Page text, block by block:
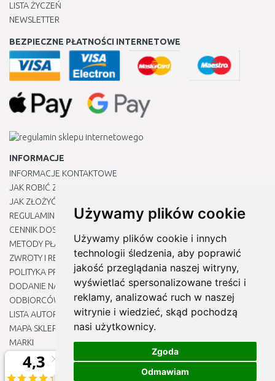
Używamy plików cookie
Używamy plików cookie i innych
technologii śledzenia, aby poprawić
jakość przeglądania naszej witryny,
wyświetlać spersonalizowane treści i
reklamy, analizować ruch w naszej
witrynie i wiedzieć, skąd pochodzą
nasi użytkownicy.
Zgoda
Odmawiam
LISTA ŻYCZEŃ
NEWSLETTER
BEZPIECZNE PŁATNOŚCI INTERNETOWE
INFORMACJE
INFORMACJE KONTAKTOWE
JAK ROBIĆ ZAKUPY ?
JAK ZŁOŻYĆ REKLAMACJĘ
REGULAMIN
CENNIK DOSTAWY
METODY PŁATNOŚCI
ZWROTY I REKLAMACJE PRODUKTÓW
POLITYKA PRYWATNOŚCI
DODANIE NASZYCH ADRESÓW E-MAIL DO LISTY ZAUFANYCH
ODBIORCÓW
LISTA AUTORYZOWANYCH CENTRÓW SERWISOWYCH
MAPA SKLEPU
MARKI
BLOGU
EDYTUJ MOJE PREFERENCJE DOTYCZĄCE PLIKÓW COOKIE